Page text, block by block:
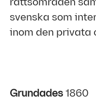
svenska som
inom den privata
Grundades 1860